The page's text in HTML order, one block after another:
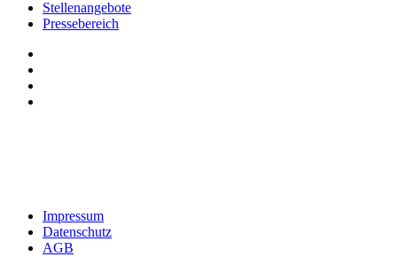
Stellenangebote
Pressebereich
Impressum
Datenschutz
AGB